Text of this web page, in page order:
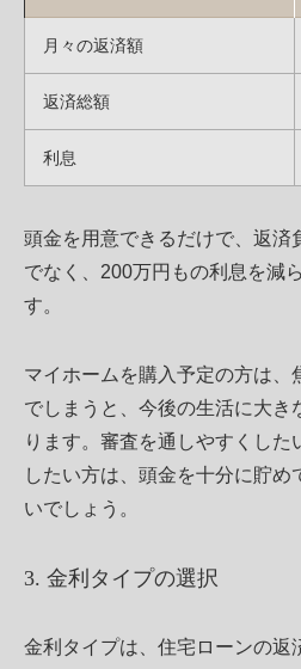
月々の返済額
返済総額
利息
頭金を用意できるだけで、返済
でなく、200万円もの利息を減
す。
マイホームを購入予定の方は、
でしまうと、今後の生活に大き
ります。審査を通しやすくした
したい方は、頭金を十分に貯め
いでしょう。
3. 金利タイプの選択
金利タイプは、住宅ローンの返